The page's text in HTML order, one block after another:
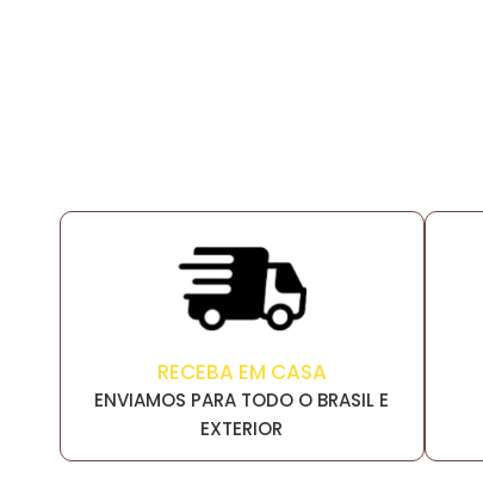
RECEBA EM CASA
ENVIAMOS PARA TODO O BRASIL E
EXTERIOR